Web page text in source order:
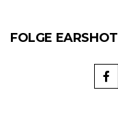
FOLGE EARSHOT